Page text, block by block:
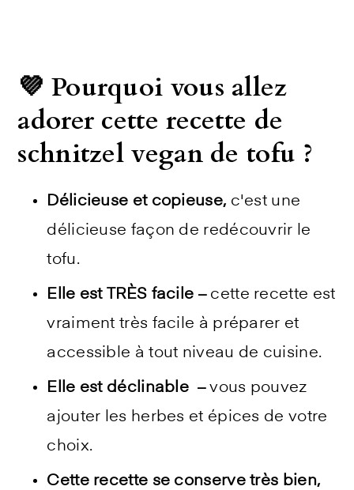
💜 Pourquoi vous allez
adorer cette recette de
schnitzel vegan de tofu ?
Délicieuse et copieuse, c'est une
délicieuse façon de redécouvrir le
tofu.
Elle est TRÈS facile – cette recette est
vraiment très facile à préparer et
accessible à tout niveau de cuisine.
Elle est déclinable –vous pouvez
ajouter les herbes et épices de votre
choix.
Cette recette se conserve très bien,